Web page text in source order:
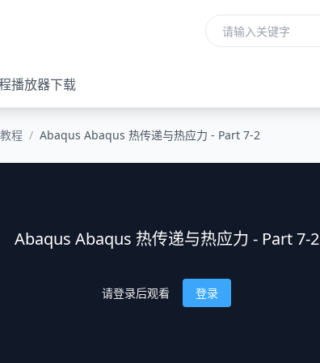
播放器下载
程 / Abaqus Abaqus 热传递与热应力 - Part 7-2
Abaqus Abaqus 热传递与热应力 - Part 7-2
请登录后观看 登录